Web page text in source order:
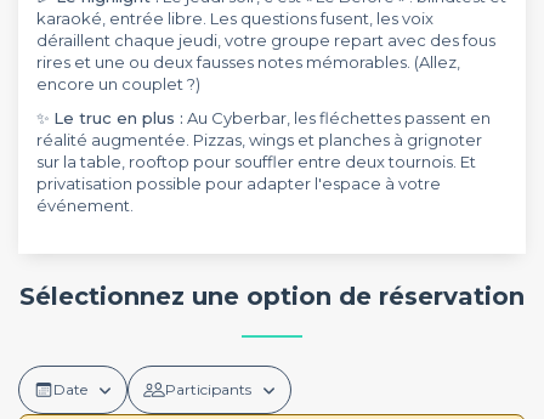
karaoké, entrée libre. Les questions fusent, les voix
déraillent chaque jeudi, votre groupe repart avec des fous
rires et une ou deux fausses notes mémorables. (Allez,
encore un couplet ?)
✨ Le truc en plus : Au Cyberbar, les fléchettes passent en
réalité augmentée. Pizzas, wings et planches à grignoter
sur la table, rooftop pour souffler entre deux tournois. Et
privatisation possible pour adapter l'espace à votre
événement.
Sélectionnez une option de réservation
Date Participants